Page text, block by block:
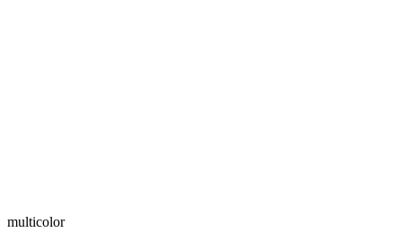
multicolor